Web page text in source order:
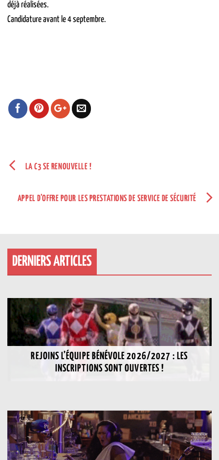
déjà réalisées.
Candidature avant le 4 septembre.
LA C3 SE RENOUVELLE !
APPEL D’OFFRE POUR LES PRESTATIONS DE SERVICE DE SÉCURITÉ
DERNIERS ARTICLES
REJOINS L’ÉQUIPE BÉNÉVOLE 2026/2027 : LES
INSCRIPTIONS SONT OUVERTES !